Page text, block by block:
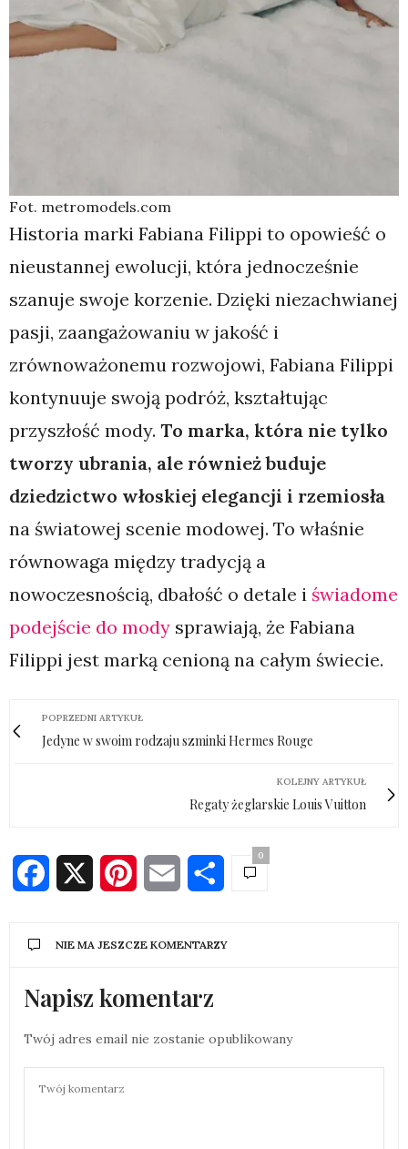
Fot. metromodels.com
Historia marki Fabiana Filippi to opowieść o
nieustannej ewolucji, która jednocześnie
szanuje swoje korzenie. Dzięki niezachwianej
pasji, zaangażowaniu w jakość i
zrównoważonemu rozwojowi, Fabiana Filippi
kontynuuje swoją podróż, kształtując
przyszłość mody. To marka, która nie tylko
tworzy ubrania, ale również buduje
dziedzictwo włoskiej elegancji i rzemiosła
na światowej scenie modowej. To właśnie
równowaga między tradycją a
nowoczesnością, dbałość o detale i świadome
podejście do mody sprawiają, że Fabiana
Filippi jest marką cenioną na całym świecie.
POPRZEDNI ARTYKUŁ
Jedyne w swoim rodzaju szminki Hermes Rouge
KOLEJNY ARTYKUŁ
Regaty żeglarskie Louis Vuitton
Facebook PinterestEmail Share
0
NIE MA JESZCZE KOMENTARZY
Napisz komentarz
Twój adres email nie zostanie opublikowany